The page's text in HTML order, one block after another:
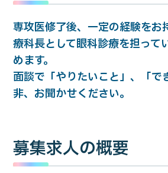
専攻医修了後、一定の経験をお
療科長として眼科診療を担って
めます。
面談で「やりたいこと」、「で
非、お聞かせください。
募集求人の概要